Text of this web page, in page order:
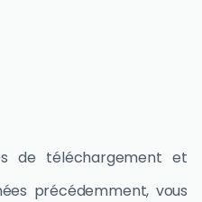
de téléchargement et
précédemment, vous